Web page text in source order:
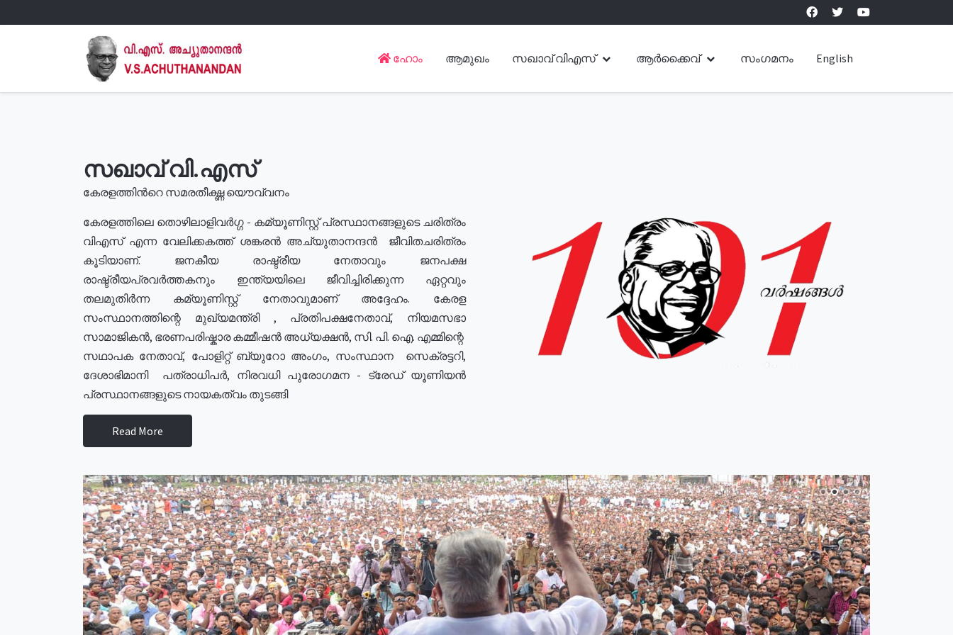
ഹോം ആമുഖം സഖാവ് വിഎസ് ആർക്കൈവ് സംഗമനം English
സഖാവ് വി.എസ്
കേരളത്തിൻറെ സമരതീക്ഷ്ണ യൌവ്വനം
കേരളത്തിലെ തൊഴിലാളിവർഗ്ഗ - കമ്യൂണിസ്റ്റ് പ്രസ്ഥാനങ്ങളുടെ ചരിത്രം
വിഎസ് എന്ന വേലിക്കകത്ത് ശങ്കരൻ അച്യുതാനന്ദൻ ജീവിതചരിത്രം
കൂടിയാണ്. ജനകീയ രാഷ്ട്രീയ നേതാവും ജനപക്ഷ
രാഷ്ട്രീയപ്രവർത്തകനും ഇന്ത്യയിലെ ജീവിച്ചിരിക്കുന്ന ഏറ്റവും
തലമുതിർന്ന കമ്യൂണിസ്റ്റ് നേതാവുമാണ് അദ്ദേഹം. കേരള
സംസ്ഥാനത്തിന്റെ മുഖ്യമന്ത്രി , പ്രതിപക്ഷനേതാവ്, നിയമസഭാ
സാമാജികൻ, ഭരണപരിഷ്കാര കമ്മീഷൻ അധ്യക്ഷൻ, സി. പി. ഐ. എമ്മിന്റെ
സഥാപക നേതാവ്, പോളിറ്റ് ബ്യുറോ അംഗം, സംസ്ഥാന സെക്രട്ടറി,
ദേശാഭിമാനി പത്രാധിപർ, നിരവധി പുരോഗമന - ട്രേഡ് യൂണിയൻ
പ്രസ്ഥാനങ്ങളുടെ നായകത്വം തുടങ്ങി
Read More